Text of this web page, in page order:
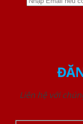
Liên hệ với